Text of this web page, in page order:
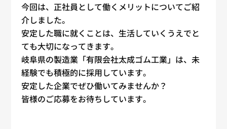
今回は、正社員 として働くメリットについてご紹
介しました。
安定した職に就くことは、生活していくうえでと
ても大切になってきます。
岐阜県の製造業「有限会社太成ゴム工業」は、未
経験でも積極的に採用しています。
安定した企業でぜひ働いてみませんか？
皆様のご応募をお待ちしています。